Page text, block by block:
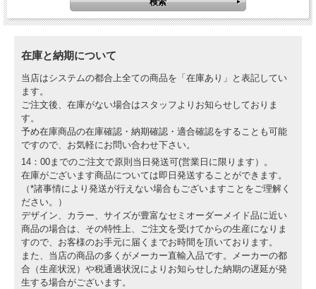
在庫と納期について
当店はシステムの都合上全ての商品を「在庫あり」と表記してい
ます。
ご注文後、在庫がない場合はスタッフよりお知らせしておりま
す。
予め在庫商品の在庫確認・納期確認・適合確認をすることも可能
ですので、お気軽にお問い合わせ下さい。
14：00までのご注文で原則当日発送可(営業日に限ります）。
在庫がございます商品については即日発送することができます。
（*諸事情により発送が行えない場合もございますことをご理解く
ださい。）
デザイン、カラー、サイズが豊富なセミオーダーメイド品に近い
商品の場合は、その特性上、ご注文を受けてからの生産になりま
すので、お客様のお手元に届くまでお時間を頂いております。
また、当店の商品の多くがメーカー直輸入品です。メーカーの都
合（生産状況）や税通過状況によりお知らせした納期の遅延が発
生する場合がございます。